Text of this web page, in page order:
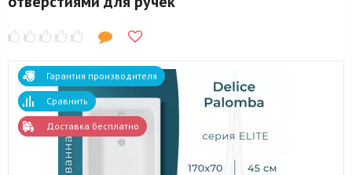
Гарантия производителя
Сравнить
Доставка бесплатно